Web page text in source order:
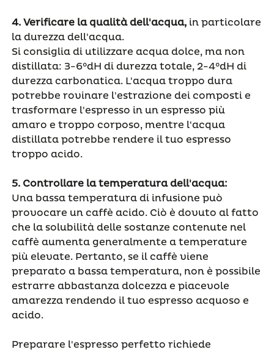
4. Verificare la qualità dell'acqua, in particolare
la durezza dell'acqua.
Si consiglia di utilizzare acqua dolce, ma non
distillata: 3-6°dH di durezza totale, 2-4°dH di
durezza carbonatica. L'acqua troppo dura
potrebbe rovinare l'estrazione dei composti e
trasformare l'espresso in un espresso più
amaro e troppo corposo, mentre l'acqua
distillata potrebbe rendere il tuo espresso
troppo acido.
5. Controllare la temperatura dell'acqua:
Una bassa temperatura di infusione può
provocare un caffè acido. Ciò è dovuto al fatto
che la solubilità delle sostanze contenute nel
caffè aumenta generalmente a temperature
più elevate. Pertanto, se il caffè viene
preparato a bassa temperatura, non è possibile
estrarre abbastanza dolcezza e piacevole
amarezza rendendo il tuo espresso acquoso e
acido.
Preparare l'espresso perfetto richiede